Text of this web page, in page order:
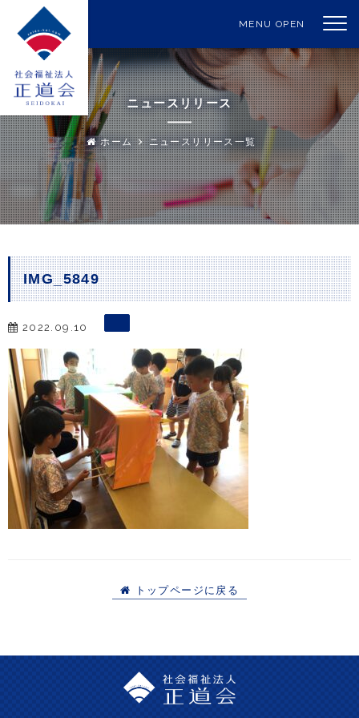
MENU OPEN
ニュースリリース
ホーム ニュースリリース一覧
IMG_5849
2022.09.10
トップページに戻る